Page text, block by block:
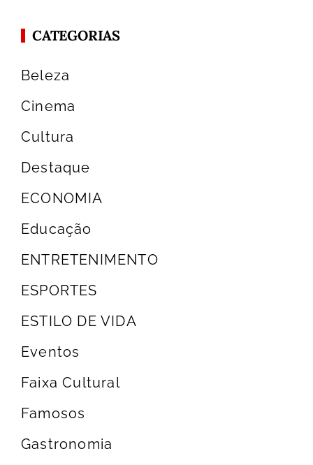
CATEGORIAS
Beleza
Cinema
Cultura
Destaque
ECONOMIA
Educação
ENTRETENIMENTO
ESPORTES
ESTILO DE VIDA
Eventos
Faixa Cultural
Famosos
Gastronomia